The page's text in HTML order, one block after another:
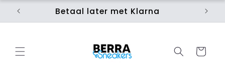
Skip to
content
Betaal later met Klarna
Cart